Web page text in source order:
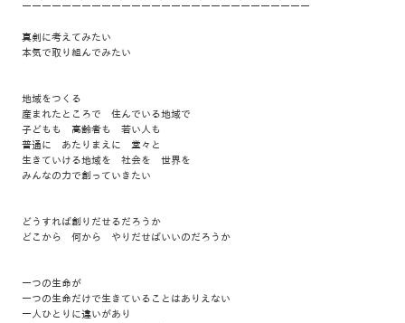
ーーーーーーーーーーーーーーーーーーーーーーーーーーーーー
真剣に考えてみたい
本気で取り組んでみたい
地域をつくる
産まれたところで 住んでいる地域で
子どもも 高齢者も 若い人も
普通に あたりまえに 堂々と
生きていける地域を 社会を 世界を
みんなの力で創っていきたい
どうすれば創りだせるだろうか
どこから 何から やりだせばいいのだろうか
一つの生命が
一つの生命だけで生きていることはありえない
一人ひとりに違いがあり